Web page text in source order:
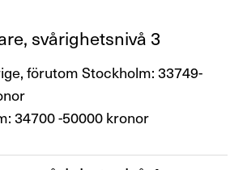
svårig­hets­nivå 3
förutom Stockholm: 33749-
34700 -50000 kronor